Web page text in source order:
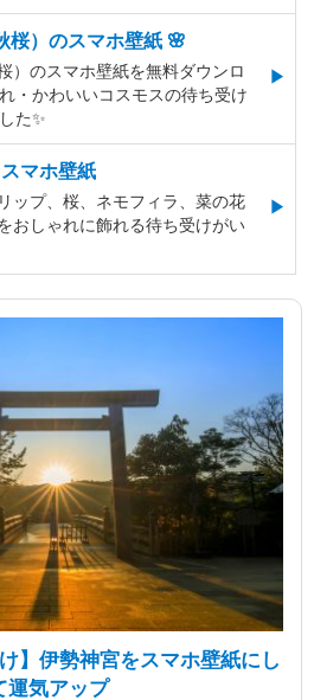
桜）のスマホ壁紙 🌸
）のスマホ壁紙を無料ダウンロ
・かわいいコスモスの待ち受け
た✨️
マホ壁紙
ップ、桜、ネモフィラ、菜の花
おしゃれに飾れる待ち受けがい
】伊勢神宮をスマホ壁紙にし
運気アップ